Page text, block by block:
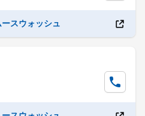
スウォッシュ